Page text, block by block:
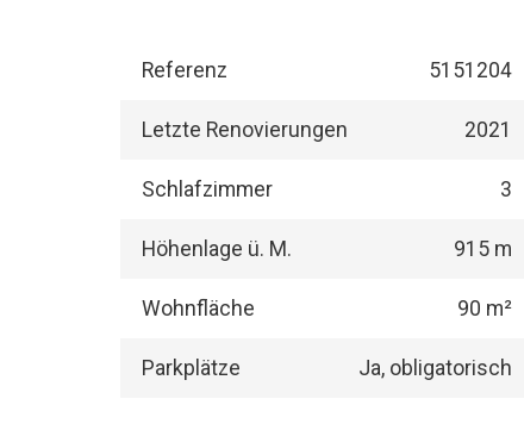
Referenz 5151204
Letzte Renovierungen 2021
Schlafzimmer 3
Höhenlage ü. M. 915 m
Wohnfläche 90 m²
Parkplätze Ja, obligatorisch